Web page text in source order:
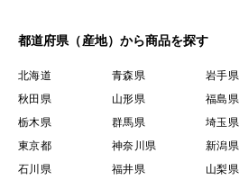
都道府県（産地）から商品を探す
北海道 青森県 岩手県
秋田県
山形県 福島県
栃木県
群馬県 埼玉県
東京都
神奈川県 新潟県
石川県
福井県 山梨県